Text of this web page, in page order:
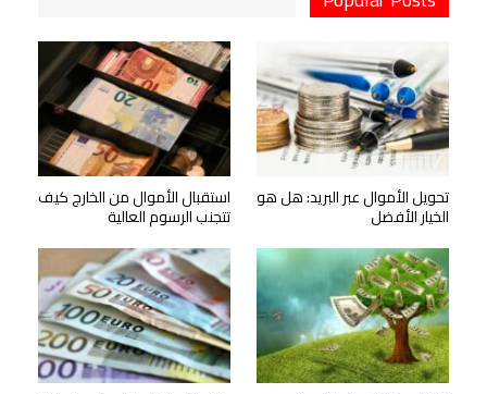
تحويل الأموال عبر البريد: هل هو
الخيار الأفضل
استقبال الأموال من الخارج كيف
تتجنب الرسوم العالية